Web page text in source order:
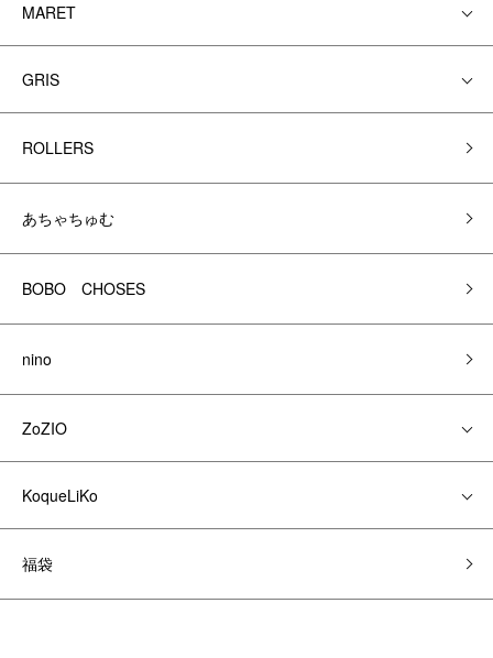
MARET
GRIS
ROLLERS
あちゃちゅむ
BOBO CHOSES
nino
ZoZIO
KoqueLiKo
福袋